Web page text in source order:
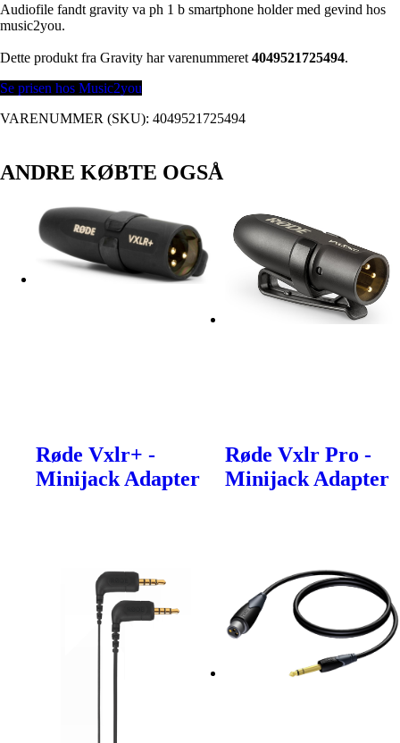
Audiofile fandt gravity va ph 1 b smartphone holder med gevind hos
music2you.
Dette produkt fra Gravity har varenummeret 4049521725494.
Se prisen hos Music2you
VARENUMMER (SKU): 4049521725494
ANDRE KØBTE OGSÅ
Røde Vxlr+ -
Minijack Adapter
Røde Vxlr Pro -
Minijack Adapter